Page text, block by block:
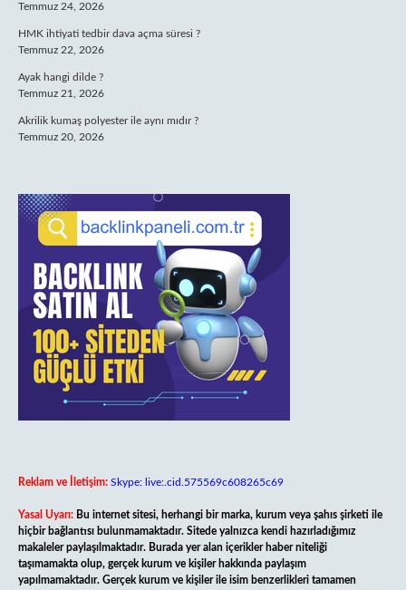
Temmuz 24, 2026
HMK ihtiyati tedbir dava açma süresi ?
Temmuz 22, 2026
Ayak hangi dilde ?
Temmuz 21, 2026
Akrilik kumaş polyester ile aynı mıdır ?
Temmuz 20, 2026
Reklam ve İletişim: Skype: live:.cid.575569c608265c69
Yasal Uyarı: Bu internet sitesi, herhangi bir marka, kurum veya şahıs şirketi ile
hiçbir bağlantısı bulunmamaktadır. Sitede yalnızca kendi hazırladığımız
makaleler paylaşılmaktadır. Burada yer alan içerikler haber niteliği
taşımamakta olup, gerçek kurum ve kişiler hakkında paylaşım
yapılmamaktadır. Gerçek kurum ve kişiler ile isim benzerlikleri tamamen